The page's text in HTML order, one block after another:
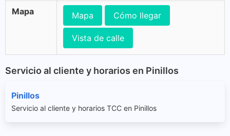
Mapa Mapa Cómo llegar
Vista de calle
Servicio al cliente y horarios en Pinillos
Pinillos
Servicio al cliente y horarios TCC en Pinillos